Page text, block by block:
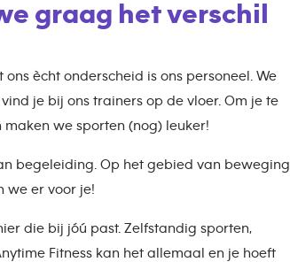
graag het verschil
ècht onderscheid is ons personeel. We
je bij ons trainers op de vloer. Om je te
we sporten (nog) leuker!
begeleiding. Op het gebied van beweging
we er voor je!
die bij jóú past. Zelfstandig sporten,
Fitness kan het allemaal en je hoeft